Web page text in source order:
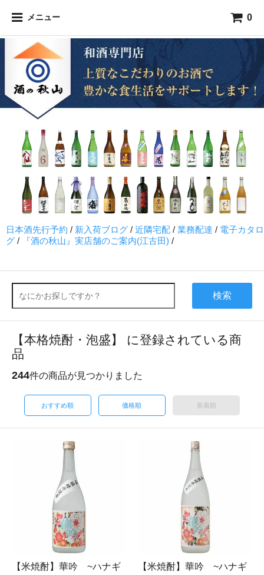
メニュー 0
日本酒先行予約 / 新入荷ブログ / 近隣宅配 / 業務配達 / 電子カタロ
グ / 『酒の秋山』実店舗のご案内(江古田) /
検索
【本格焼酎・泡盛】 に登録されている商
品
244件の商品が見つかりました
おすすめ順 価格順 新着順
【米焼酎】華吟 ~ハナギ
【米焼酎】華吟 ~ハナギ